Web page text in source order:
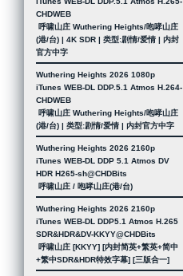
CHDWEB
呼啸山庄 Wuthering Heights/咆哮山庄
(港/台) | 4K SDR | 类型:剧情/爱情 | 内封
官方中字
Wuthering Heights 2026 1080p
iTunes WEB-DL DDP.5.1 Atmos H.264-
CHDWEB
呼啸山庄 Wuthering Heights/咆哮山庄
(港/台) | 类型:剧情/爱情 | 内封官方中字
Wuthering Heights 2026 2160p
iTunes WEB-DL DDP 5.1 Atmos DV
HDR H265-sh@CHDBits
呼啸山庄 / 咆哮山庄(港/台)
Wuthering Heights 2026 2160p
iTunes WEB-DL DDP5.1 Atmos H.265
SDR&HDR&DV-KKYY@CHDBits
呼啸山庄 [KKYY] [内封简英+繁英+简中
+繁中SDR&HDR特效字幕] [三版合一]